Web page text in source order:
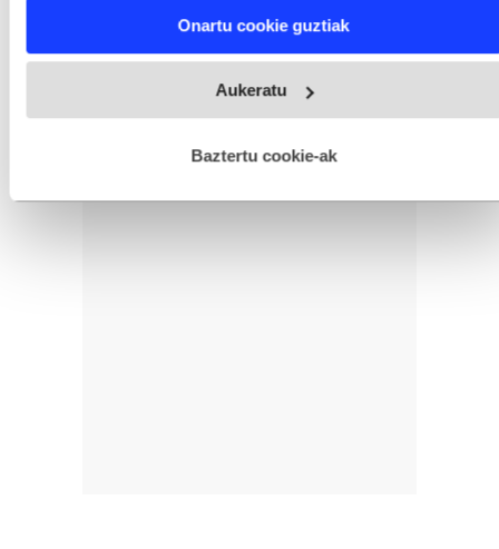
and set your preferences in thedetails section
fitxategiak erabiltzen ditu. Zure esperientzia eta zerbitzuak
esplizitua ematen diguzu.Gehiago irakurri
Onartu cookie guztiak
Aukeratu
Baztertu cookie-ak